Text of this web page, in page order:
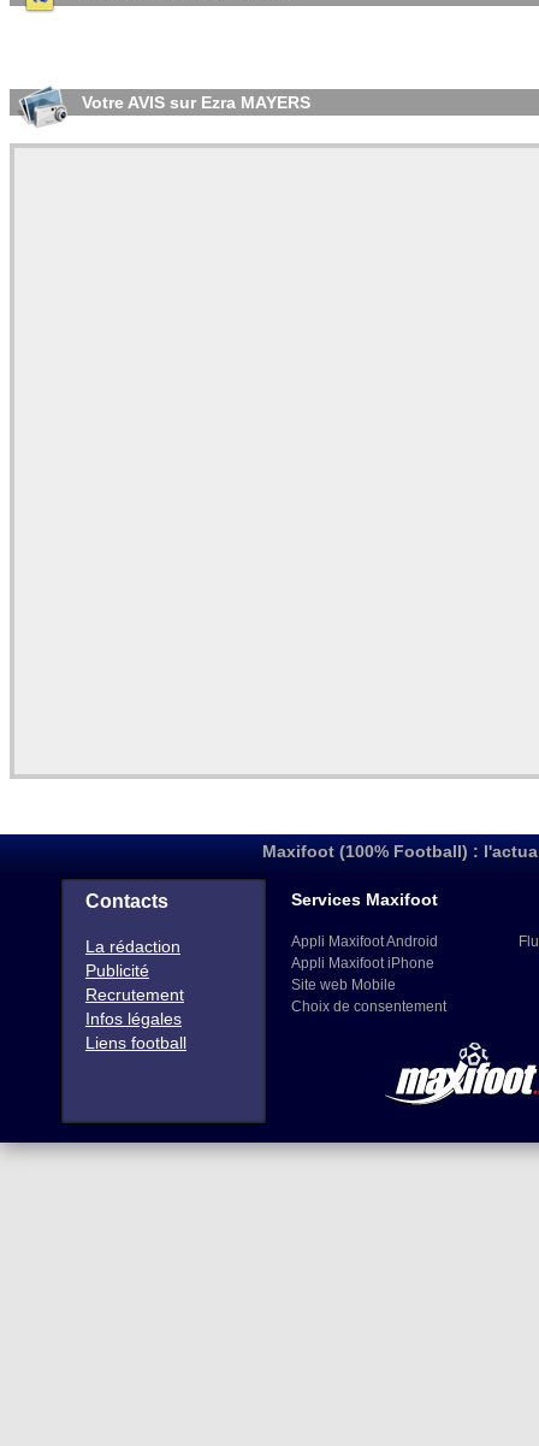
Votre AVIS sur Ezra MAYERS
Maxifoot (100% Football) :
Contacts
La rédaction
Publicité
Recrutement
Infos légales
Liens football
Services Maxifoot
Appli Maxifoot Android
Appli Maxifoot iPhone
Site web Mobile
Choix de consentement